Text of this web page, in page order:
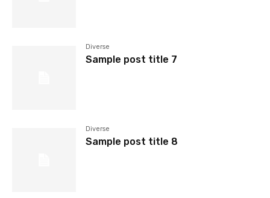
Diverse
Sample post title 7
Diverse
Sample post title 8